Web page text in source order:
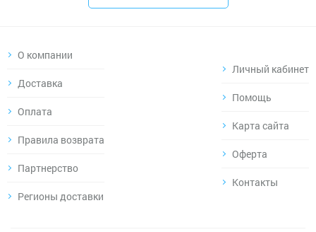
О компании
Доставка
Оплата
Правила возврата
Партнерство
Регионы доставки
Личный кабинет
Помощь
Карта сайта
Оферта
Контакты